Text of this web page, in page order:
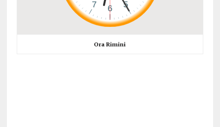
Ora Rimini